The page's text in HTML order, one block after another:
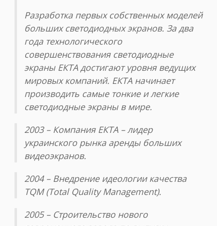
Разработка первых собственных моделей
больших светодиодных экранов. За два
года технологического
совершенствования светодиодные
экраны ЕКТА достигают уровня ведущих
мировых компаний. ЕКТА начинает
производить самые тонкие и легкие
светодиодные экраны в мире.
2003 – Компания ЕКТА – лидер
украинского рынка аренды больших
видеоэкранов.
2004 – Внедрение идеологии качества
TQM (Total Quality Management).
2005 – Строительство нового